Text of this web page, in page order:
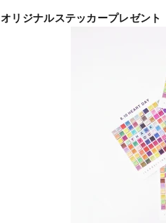
オリジナルステッカープレゼント